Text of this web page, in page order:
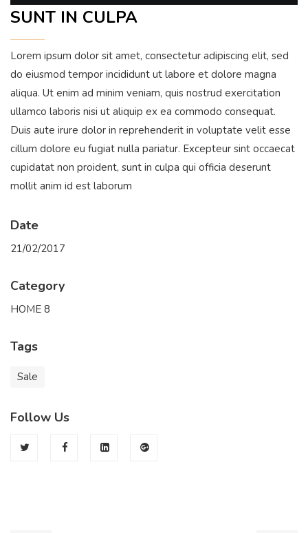
SUNT IN CULPA
Lorem ipsum dolor sit amet, consectetur adipiscing elit, sed
do eiusmod tempor incididunt ut labore et dolore magna
aliqua. Ut enim ad minim veniam, quis nostrud exercitation
ullamco laboris nisi ut aliquip ex ea commodo consequat.
Duis aute irure dolor in reprehenderit in voluptate velit esse
cillum dolore eu fugiat nulla pariatur. Excepteur sint occaecat
cupidatat non proident, sunt in culpa qui officia deserunt
mollit anim id est laborum
Date
21/02/2017
Category
HOME 8
Tags
Sale
Follow Us